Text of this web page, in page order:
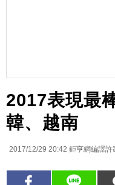
2017表現最
韓、越南
2017/12/29 20:42 鉅亨網編譯許